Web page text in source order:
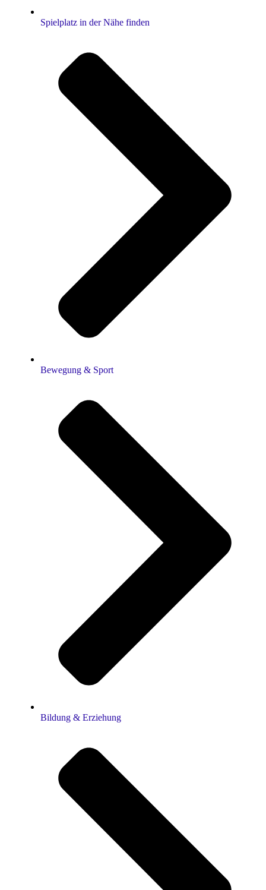
Spielplatz in der Nähe finden
Bewegung & Sport
Bildung & Erziehung